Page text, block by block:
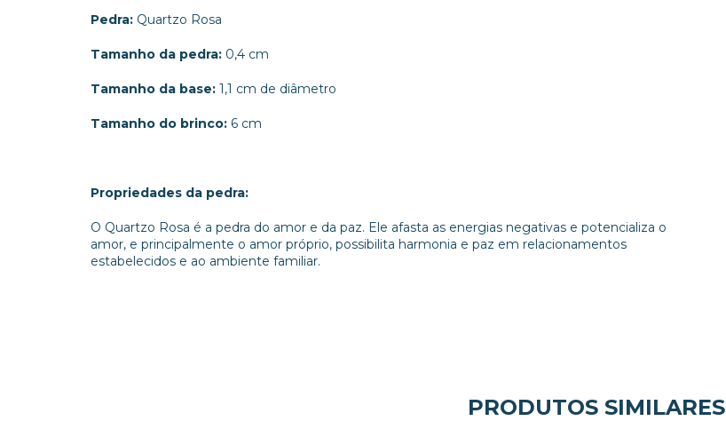
Pedra: Quartzo Rosa
Tamanho da pedra: 0,4 cm
Tamanho da base: 1,1 cm de diâmetro
Tamanho do brinco: 6 cm
Propriedades da pedra:
O Quartzo Rosa é a pedra do amor e da paz. Ele afasta as energias negativas e potencializa o
amor, e principalmente o amor próprio, possibilita harmonia e paz em relacionamentos
estabelecidos e ao ambiente familiar.
PRODUTOS SIMILARES